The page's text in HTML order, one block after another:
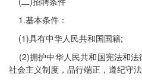
1.基本条件：
(1)具有中华人民共和国国籍;
(2)拥护中华人民共和国宪法和法
社会主义制度，品行端正，遵纪守